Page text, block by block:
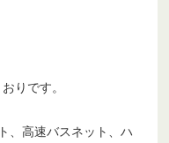
りです。
、高速バスネット、ハ